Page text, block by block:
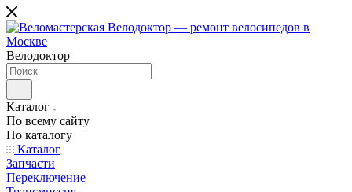
Велодоктор
Каталог
По всему сайту
По каталогу
Каталог
Запчасти
Переключение